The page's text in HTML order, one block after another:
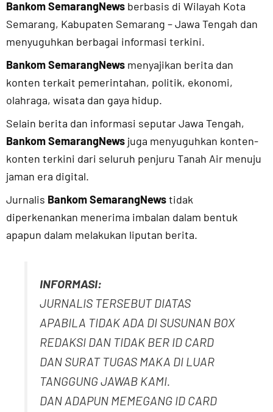
Bankom SemarangNews berbasis di Wilayah Kota
Semarang, Kabupaten Semarang – Jawa Tengah dan
menyuguhkan berbagai informasi terkini.
Bankom SemarangNews menyajikan berita dan
konten terkait pemerintahan, politik, ekonomi,
olahraga, wisata dan gaya hidup.
Selain berita dan informasi seputar Jawa Tengah,
Bankom SemarangNews juga menyuguhkan konten-
konten terkini dari seluruh penjuru Tanah Air menuju
jaman era digital.
Jurnalis Bankom SemarangNewstidak
diperkenankan menerima imbalan dalam bentuk
apapun dalam melakukan liputan berita.
INFORMASI:
JURNALIS TERSEBUT DIATAS
APABILA TIDAK ADA DI SUSUNAN BOX
REDAKSI DAN TIDAK BER ID CARD
DAN SURAT TUGAS MAKA DI LUAR
TANGGUNG JAWAB KAMI.
DAN ADAPUN MEMEGANG ID CARD